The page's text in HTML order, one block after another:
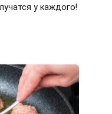
у каждого!